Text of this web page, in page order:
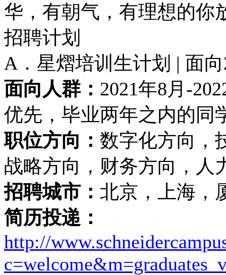
华，有朝气，有理想的你
招聘计划
A．星熠培训生计划 | 面
面向人群： 2021年8月-
优先，毕业两年之内的同
职位方向： 数字化方向，
战略方向，财务方向，人
招聘城市： 北京，上海，
简历投递：
http://